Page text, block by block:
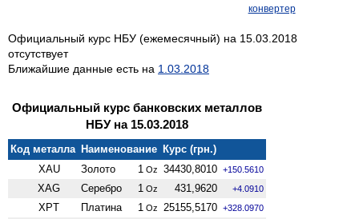
конвертер
Официальный курс НБУ (ежемесячный) на 15.03.2018
отсутствует
Ближайшие данные есть на 1.03.2018
Официальный курс банковских металлов
НБУ на 15.03.2018
Код металла Наименование Курс (грн.)
XAU
Золото 1 Oz 34430,8010 +150.5610
XAG Серебро 1 Oz 431,9620 +4.0910
XPT Платина 1 Oz 25155,5170 +328.0970